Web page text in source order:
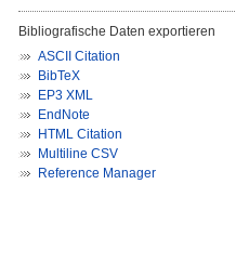
Bibliografische Daten exportieren
ASCII Citation
BibTeX
EP3 XML
EndNote
HTML Citation
Multiline CSV
Reference Manager